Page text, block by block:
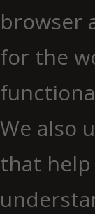
browser
for the
We also
that help